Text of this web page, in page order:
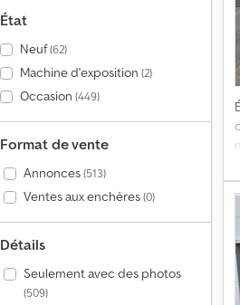
État
Neuf(62)
Machine d'exposition (2)
Occasion (449)
Format de vente
Annonces(513)
Ventes aux enchères(0)
Détails
Seulement avec des photos
(509)